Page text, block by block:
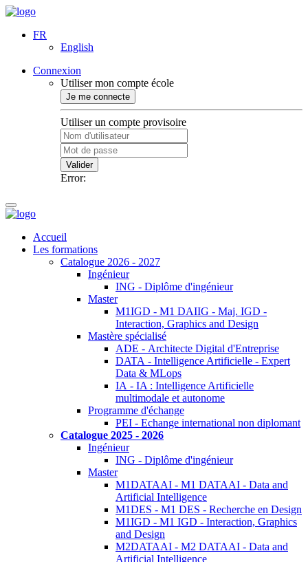
FR
English
Connexion
Utiliser mon compte école
Je me connecte
Utiliser un compte provisoire
Valider
Error:
Accueil
Les formations
Catalogue 2026 - 2027
Ingénieur
ING - Diplôme d'ingénieur
Master
M1IGD - M1 DAIIG - Maj. IGD -
Interaction, Graphics and Design
Mastère spécialisé
ADE - Architecte Digital d'Entreprise
DATA - Intelligence Artificielle - Expert
Data & MLops
IA - IA : Intelligence Artificielle
multimodale et autonome
Programme d'échange
PEI - Echange international non diplomant
Catalogue 2025 - 2026
Ingénieur
ING - Diplôme d'ingénieur
Master
M1DATAAI - M1 DATAAI - Data and
Artificial Intelligence
M1DES - M1 DES - Recherche en Design
M1IGD - M1 IGD - Interaction, Graphics
and Design
M2DATAAI - M2 DATAAI - Data and
Artificial Intelligence